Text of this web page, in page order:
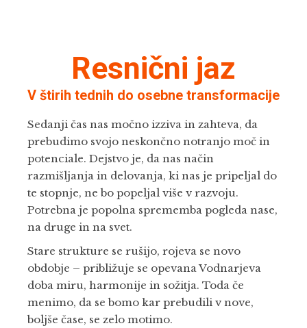
Resnični jaz
V štirih tednih do osebne transformacije
Sedanji čas nas močno izziva in zahteva, da
prebudimo svojo neskončno notranjo moč in
potenciale. Dejstvo je, da nas način
razmišljanja in delovanja, ki nas je pripeljal do
te stopnje, ne bo popeljal više v razvoju.
Potrebna je popolna sprememba pogleda nase,
na druge in na svet.
Stare strukture se rušijo, rojeva se novo
obdobje – približuje se opevana Vodnarjeva
doba miru, harmonije in sožitja. Toda če
menimo, da se bomo kar prebudili v nove,
boljše čase, se zelo motimo.